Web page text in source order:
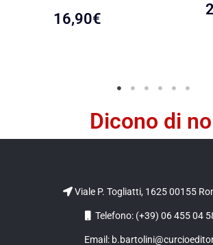
16,90€
Dicono di
Viale P. Togliatti, 1625 00155
Telefono: (+39) 06 455 04
Email: